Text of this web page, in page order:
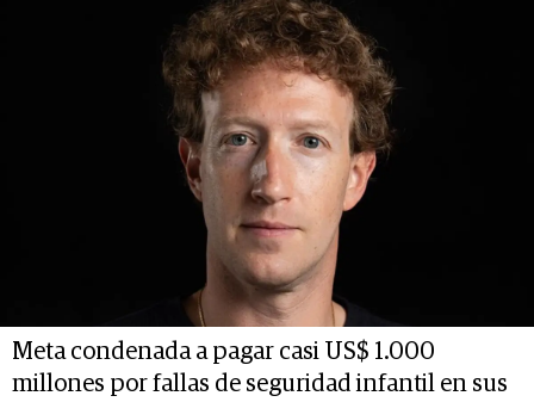
Meta condenada a pagar casi US$ 1.000
millones por fallas de seguridad infantil en sus